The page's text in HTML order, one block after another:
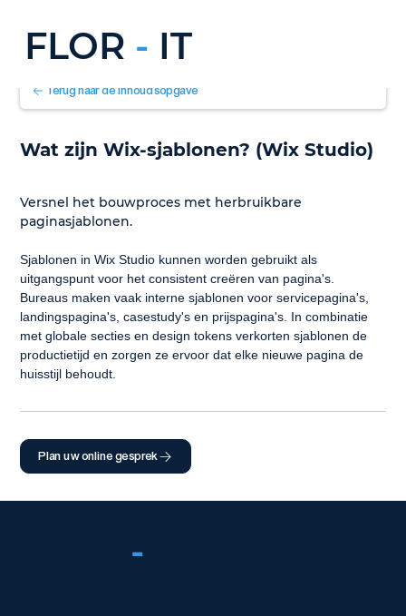
FLOR - IT
Terug naar de inhoudsopgave
Wat zijn Wix-sjablonen? (Wix Studio)
Versnel het bouwproces met herbruikbare
paginasjablonen.
Sjablonen in Wix Studio kunnen worden gebruikt als
uitgangspunt voor het consistent creëren van pagina's.
Bureaus maken vaak interne sjablonen voor servicepagina's,
landingspagina's, casestudy's en prijspagina's. In combinatie
met globale secties en design tokens verkorten sjablonen de
productietijd en zorgen ze ervoor dat elke nieuwe pagina de
huisstijl behoudt.
Plan uw online gesprek
-